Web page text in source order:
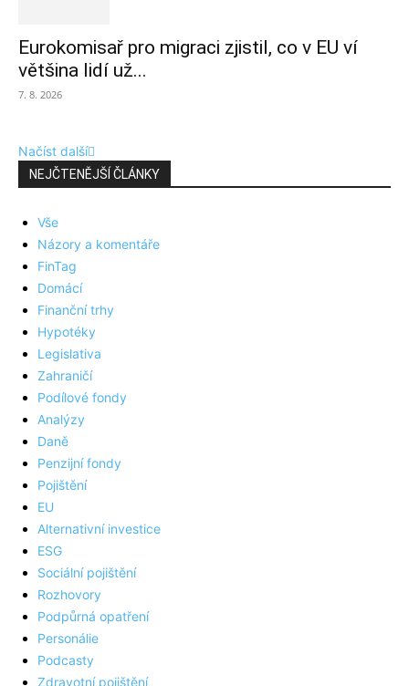
Eurokomisař pro migraci zjistil, co v EU ví
většina lidí už...
7. 8. 2026
Načíst další
NEJČTENĚJŠÍ ČLÁNKY
Vše
Názory a komentáře
FinTag
Domácí
Finanční trhy
Hypotéky
Legislativa
Zahraničí
Podílové fondy
Analýzy
Daně
Penzijní fondy
Pojištění
EU
Alternativní investice
ESG
Sociální pojištění
Rozhovory
Podpůrná opatření
Personálie
Podcasty
Zdravotní pojištění